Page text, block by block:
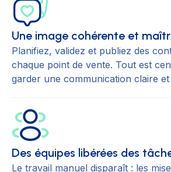
Une image cohérente et
Planifiez, validez et publiez des
chaque point de vente. Tout est
garder une communication claire
Des équipes libérées des
Le travail manuel disparaît : les